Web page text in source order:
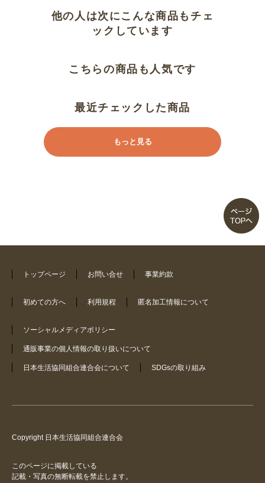
さらりと着ることができました。
肌触りがよい。
デザイン・質感・色も素敵です
おしゃれして、若返りたいと思い
気に入ってます
他の人は次にこんな商品もチェ
ックしています
こちらの商品も人気です
最近チェックした商品
もっと見る
トップページ お問い合せ 事業約款
初めての方へ 利用規程 匿名加工情報について
ソーシャルメディアポリシー
通販事業の個人情報の取り扱いについて
日本生活協同組合連合会について SDGsの取り組み
Copyright 日本生活協同組合連合会
このページに掲載している
記載・写真の無断転載を禁止します。